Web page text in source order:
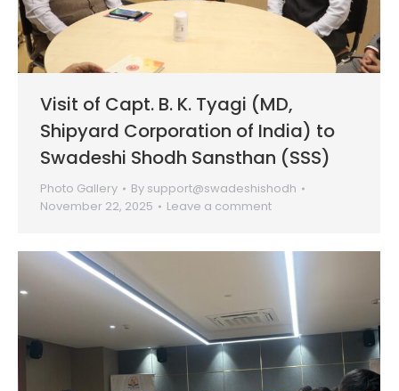
Visit of Capt. B. K. Tyagi (MD,
Shipyard Corporation of India) to
Swadeshi Shodh Sansthan (SSS)
Photo Gallery By support@swadeshishodh
November 22, 2025
Leave a comment